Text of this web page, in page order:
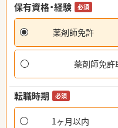
保有資格・経験
必須
薬剤師免許
薬剤師免許
転職時期 必須
1ヶ月以内